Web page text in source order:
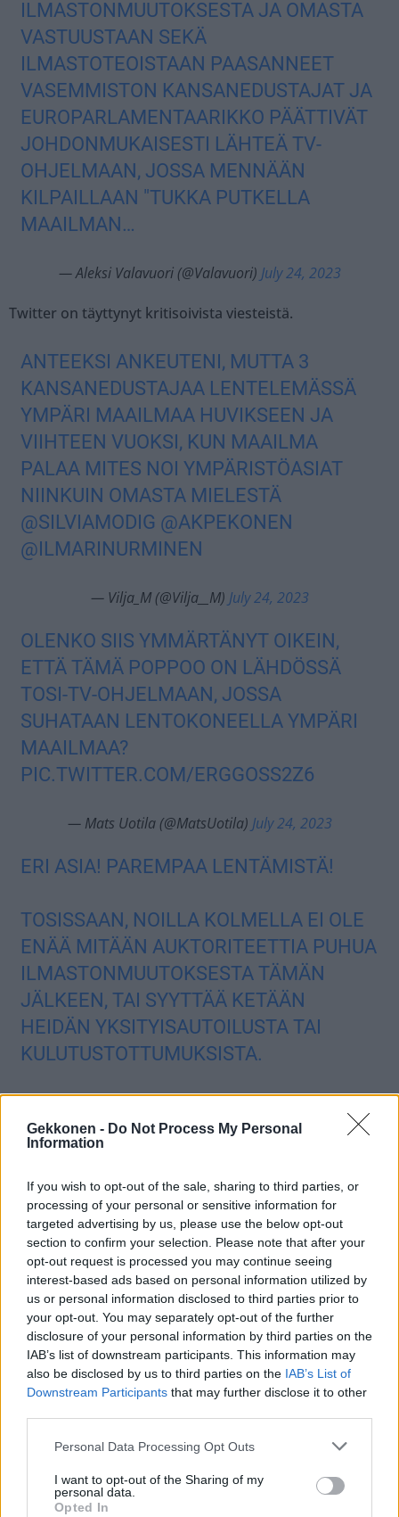
Gekkonen - Do Not Process My Personal
Information
If you wish to opt-out of the sale, sharing to third parties, or
processing of your personal or sensitive information for
targeted advertising by us, please use the below opt-out
section to confirm your selection. Please note that after your
opt-out request is processed you may continue seeing
interest-based ads based on personal information utilized by
us or personal information disclosed to third parties prior to
your opt-out. You may separately opt-out of the further
disclosure of your personal information by third parties on the
IAB’s list of downstream participants. This information may
also be disclosed by us to third parties on the IAB’s List of
Downstream Participants that may further disclose it to other
Personal Data Processing Opt Outs
I want to opt-out of the Sharing of my
personal data.
Opted In
ILMASTONMUUTOKSESTA JA OMASTA
VASTUUSTAAN SEKÄ
ILMASTOTEOISTAAN PAASANNEET
VASEMMISTON KANSANEDUSTAJAT JA
EUROPARLAMENTAARIKKO PÄÄTTIVÄT
JOHDONMUKAISESTI LÄHTEÄ TV-
OHJELMAAN, JOSSA MENNÄÄN
KILPAILLAAN "TUKKA PUTKELLA
MAAILMAN…
— Aleksi Valavuori (@Valavuori) July 24, 2023
Twitter on täyttynyt kritisoivista viesteistä.
ANTEEKSI ANKEUTENI, MUTTA 3
KANSANEDUSTAJAA LENTELEMÄSSÄ
YMPÄRI MAAILMAA HUVIKSEEN JA
VIIHTEEN VUOKSI, KUN MAAILMA
PALAA MITES NOI YMPÄRISTÖASIAT
NIINKUIN OMASTA MIELESTÄ
@SILVIAMODIG @AKPEKONEN
@ILMARINURMINEN
— Vilja_M (@Vilja__M) July 24, 2023
OLENKO SIIS YMMÄRTÄNYT OIKEIN,
ETTÄ TÄMÄ POPPOO ON LÄHDÖSSÄ
TOSI-TV-OHJELMAAN, JOSSA
SUHATAAN LENTOKONEELLA YMPÄRI
MAAILMAA?
PIC.TWITTER.COM/ERGGOSS2Z6
— Mats Uotila (@MatsUotila) July 24, 2023
ERI ASIA! PAREMPAA LENTÄMISTÄ!
TOSISSAAN, NOILLA KOLMELLA EI OLE
ENÄÄ MITÄÄN AUKTORITEETTIA PUHUA
ILMASTONMUUTOKSESTA TÄMÄN
JÄLKEEN, TAI SYYTTÄÄ KETÄÄN
HEIDÄN YKSITYISAUTOILUSTA TAI
KULUTUSTOTTUMUKSISTA.
— Juuso K (@JuusoKehusmaa)July 24, 2023
IHAN NORMAALIA
VAADITAAN RAJOITUKSIA. EI NE IKINÄ
NÄITÄ ITSEÄ KOSKETA.
— Matti Hämeenaho (@MattiHameenaho)July 24, 2023
VAIKKA INHOAN NÄITÄ IHMISTEN
KAIVELU JA KÄRÄYTTELYJUTTUJA, NIIN
TÄSSÄ KOHDASSA SE OSUU 100%
OIKEAAN JA ON PERUSTELTUA!
VALTAVAA PÖNÄKKÄÄ
ILMASTOPOSEERAUSTA, PAITSI JOS
JOKU MUU SATTUU MAKSAMAAN.